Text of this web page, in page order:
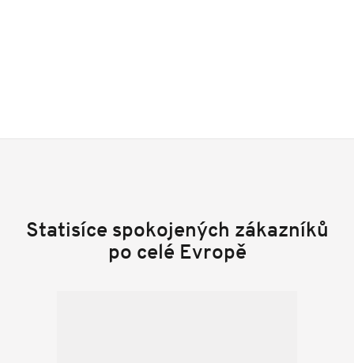
Statisíce spokojených zákazníků
po celé Evropě